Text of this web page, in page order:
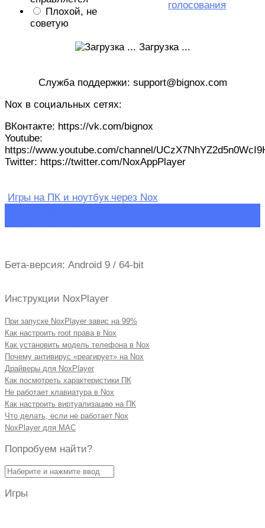
Плохой, не
советую
голосования
Загрузка ...
Служба поддержки: support@bignox.com
Nox в социальных сетях:
ВКонтакте: https://vk.com/bignox
Youtube:
https://www.youtube.com/channel/
Twitter: https://twitter.com/NoxAppPlayer
Игры на ПК и ноутбук через Nox
по
Бета-версия: Android 9 / 64-bit
Инструкции NoxPlayer
При запуске NoxPlayer завис на 99%
Как настроить root права в Nox
Как установить модель телефона в Nox
Почему антивирус «реагирует» на Nox
Драйверы для NoxPlayer
Как посмотреть характеристики ПК
Не работает клавиатура в Nox
Как настроить виртуализацию на ПК
Что делать, если не работает Nox
NoxPlayer для MAC
Попробуем найти?
Найти:
Игры